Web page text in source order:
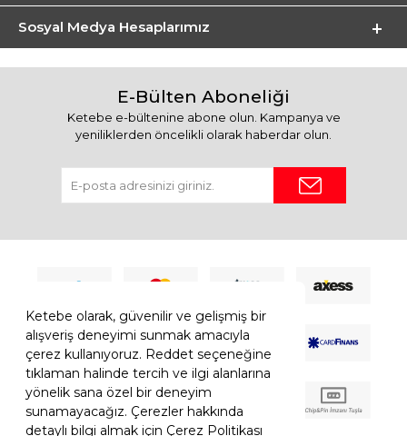
Ketebe olarak, güvenilir ve gelişmiş bir
alışveriş deneyimi sunmak amacıyla
çerez kullanıyoruz. Reddet seçeneğine
tıklaman halinde tercih ve ilgi alanlarına
yönelik sana özel bir deneyim
sunamayacağız. Çerezler hakkında
detaylı bilgi almak için Çerez Politikası
Sosyal Medya Hesaplarımız
E-Bülten Aboneliği
Ketebe e-bültenine abone olun. Kampanya ve
yeniliklerden öncelikli olarak haberdar olun.